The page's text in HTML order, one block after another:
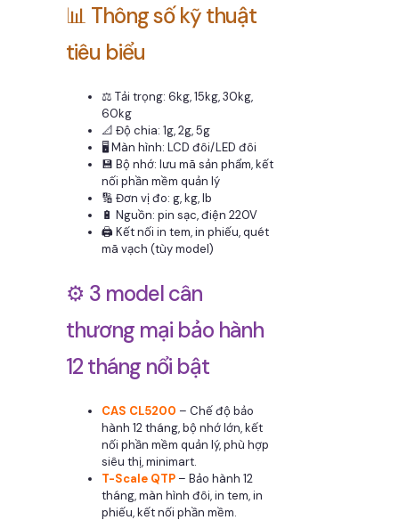
📊 Thông số kỹ thuật
tiêu biểu
⚖️ Tải trọng: 6kg, 15kg, 30kg,
60kg
📐 Độ chia: 1g, 2g, 5g
🖥️ Màn hình: LCD đôi/LED đôi
💾 Bộ nhớ: lưu mã sản phẩm, kết
nối phần mềm quản lý
🔢 Đơn vị đo: g, kg, lb
🔋 Nguồn: pin sạc, điện 220V
🖨️ Kết nối in tem, in phiếu, quét
mã vạch (tùy model)
⚙️ 3 model cân
thương mại bảo hành
12 tháng nổi bật
CAS CL5200 – Chế độ bảo
hành 12 tháng, bộ nhớ lớn, kết
nối phần mềm quản lý, phù hợp
siêu thị, minimart.
T-Scale QTP – Bảo hành 12
tháng, màn hình đôi, in tem, in
phiếu, kết nối phần mềm.